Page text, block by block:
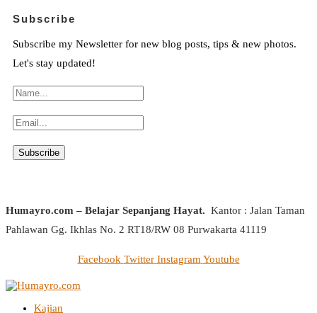
Subscribe
Subscribe my Newsletter for new blog posts, tips & new photos.
Let's stay updated!
Humayro.com – Belajar Sepanjang Hayat. Kantor : Jalan Taman
Pahlawan Gg. Ikhlas No. 2 RT18/RW 08 Purwakarta 41119
Facebook Twitter Instagram Youtube
Kajian